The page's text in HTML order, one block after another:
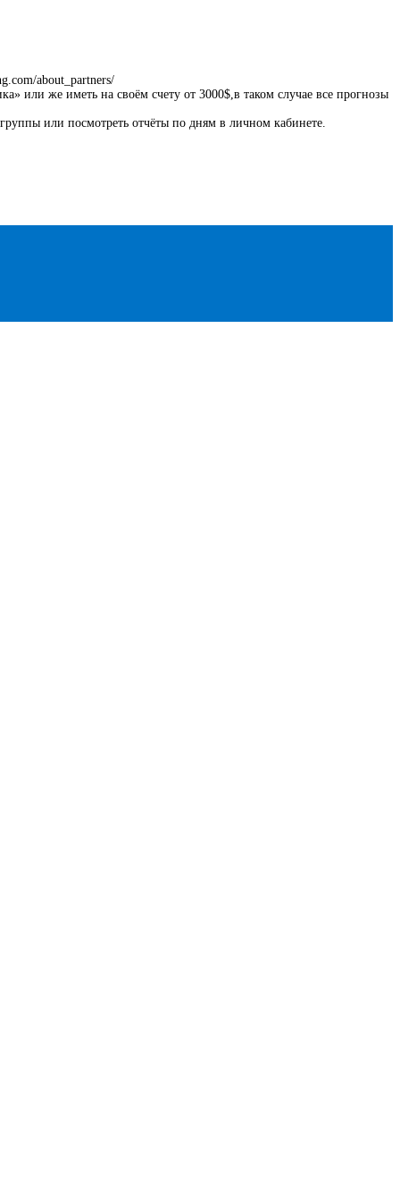
about_partners/
или же иметь на своём счету от 3000$,в таком случае все прогнозы
или посмотреть отчёты по дням в личном кабинете.